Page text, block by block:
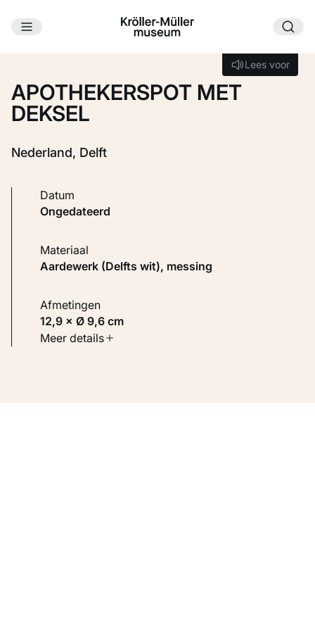
Ga naar hoofdinhoud
Lees voor
Lees voor
APOTHEKERSPOT MET
DEKSEL
Nederland, Delft
Datum
ongedateerd
Materiaal
Aardewerk (Delfts wit), messing
Afmetingen
12,9 × Ø 9,6 cm
Soort werk
Meer details